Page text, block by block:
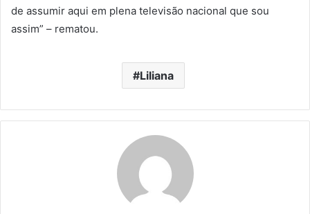
de assumir aqui em plena televisão nacional que sou
assim” – rematou.
Liliana